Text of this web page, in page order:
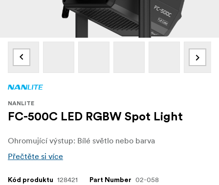
NANLITE
FC-500C LED RGBW Spot Light
Ohromující výstup: Bílé světlo nebo barva
Přečtěte si více
Kód produktu 128421 Part Number 02-058